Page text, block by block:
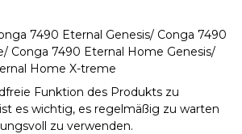
7490 Eternal Genesis/ Conga 7490
Conga 7490 Eternal Home Genesis/
Home X-treme
Funktion des Produkts zu
es wichtig, es regelmäßig zu warten
zu verwenden.